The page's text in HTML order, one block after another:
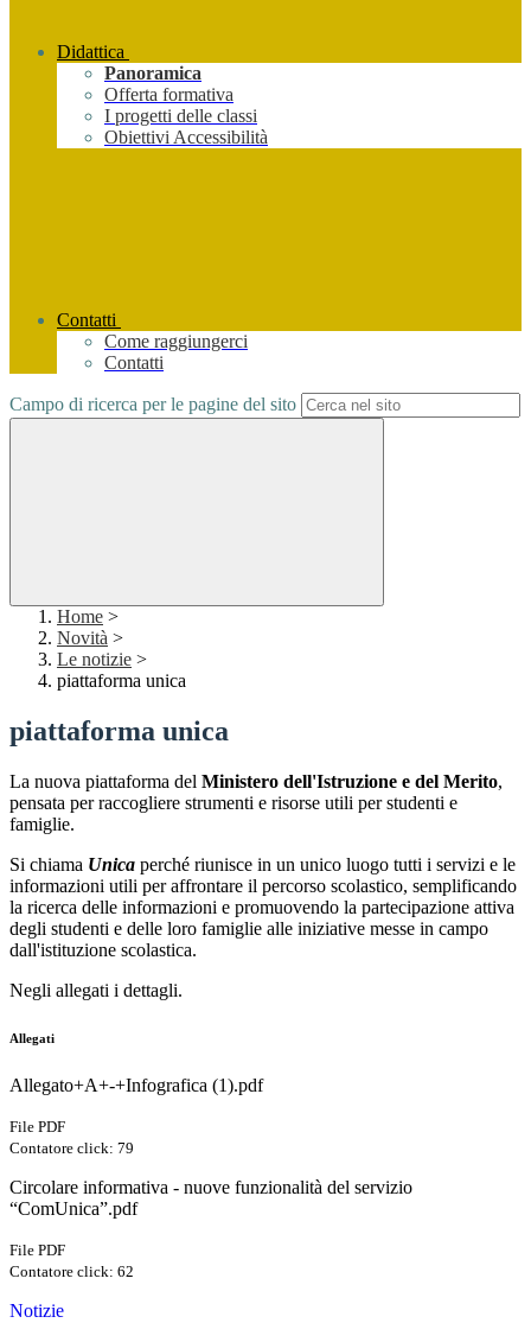
Didattica
Panoramica
Offerta formativa
I progetti delle classi
Obiettivi Accessibilità
Contatti
Come raggiungerci
Contatti
Campo di ricerca per le pagine del sito
Home >
Novità >
Le notizie >
piattaforma unica
piattaforma unica
La nuova piattaforma del Ministero dell'Istruzione e del Merito,
pensata per raccogliere strumenti e risorse utili per studenti e
famiglie.
Si chiama Unica perché riunisce in un unico luogo tutti i servizi e le
informazioni utili per affrontare il percorso scolastico, semplificando
la ricerca delle informazioni e promuovendo la partecipazione attiva
degli studenti e delle loro famiglie alle iniziative messe in campo
dall'istituzione scolastica.
Negli allegati i dettagli.
Allegati
Allegato+A+-+Infografica (1).pdf
File PDF
Contatore click: 79
Circolare informativa - nuove funzionalità del servizio
“ComUnica”.pdf
File PDF
Contatore click: 62
Notizie